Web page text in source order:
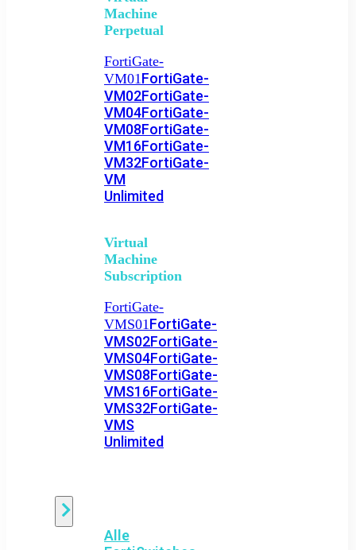
Machine
Perpetual
FortiGate-
VM01FortiGate-
VM02FortiGate-
VM04FortiGate-
VM08FortiGate-
VM16FortiGate-
VM32FortiGate-
VM
Unlimited
Virtual
Machine
Subscription
FortiGate-
VMS01FortiGate-
VMS02FortiGate-
VMS04FortiGate-
VMS08FortiGate-
VMS16FortiGate-
VMS32FortiGate-
VMS
Unlimited
Alle